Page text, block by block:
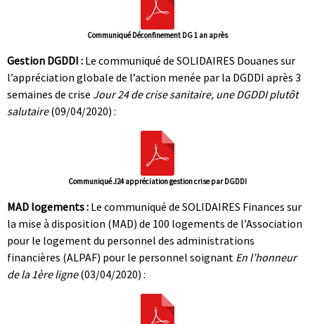
Communiqué Déconfinement DG 1 an après
Gestion DGDDI : Le communiqué de SOLIDAIRES Douanes sur
l’appréciation globale de l’action menée par la DGDDI après 3
semaines de crise Jour 24 de crise sanitaire, une DGDDI plutôt
salutaire(09/04/2020) :
Communiqué J24 appréciation gestion crise par DGDDI
MAD logements : Le communiqué de SOLIDAIRES Finances sur
la mise à disposition (MAD) de 100 logements de l’Association
pour le logement du personnel des administrations
financières (ALPAF) pour le personnel soignant En l’honneur
de la 1ère ligne(03/04/2020) :